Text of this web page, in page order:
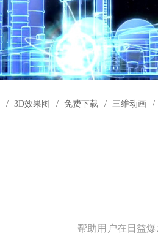
/ 3D效果图 / 免费下载 / 三维动画 /
帮助用户在日益